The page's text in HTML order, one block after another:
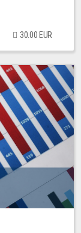
30.00 EUR